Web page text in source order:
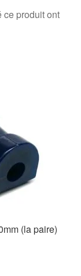
ce produit ont
(la paire)